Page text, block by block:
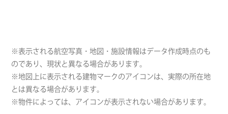
※表示される航空写真・地図・施設情報はデータ作成時点のも
のであり、現状と異なる場合があります。
※地図上に表示される建物マークのアイコンは、実際の所在地
とは異なる場合があります。
※物件によっては、アイコンが表示されない場合があります。